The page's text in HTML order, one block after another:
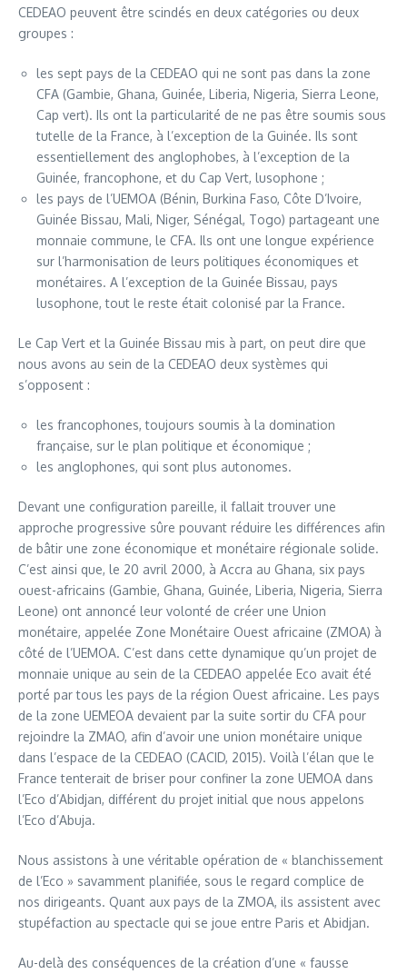
CEDEAO peuvent être scindés en deux catégories ou deux
groupes :
les sept pays de la CEDEAO qui ne sont pas dans la zone
CFA (Gambie, Ghana, Guinée, Liberia, Nigeria, Sierra Leone,
Cap vert). Ils ont la particularité de ne pas être soumis sous
tutelle de la France, à l’exception de la Guinée. Ils sont
essentiellement des anglophobes, à l’exception de la
Guinée, francophone, et du Cap Vert, lusophone ;
les pays de l’UEMOA (Bénin, Burkina Faso, Côte D’Ivoire,
Guinée Bissau, Mali, Niger, Sénégal, Togo) partageant une
monnaie commune, le CFA. Ils ont une longue expérience
sur l’harmonisation de leurs politiques économiques et
monétaires. A l’exception de la Guinée Bissau, pays
lusophone, tout le reste était colonisé par la France.
Le Cap Vert et la Guinée Bissau mis à part, on peut dire que
nous avons au sein de la CEDEAO deux systèmes qui
s’opposent :
les francophones, toujours soumis à la domination
française, sur le plan politique et économique ;
les anglophones, qui sont plus autonomes.
Devant une configuration pareille, il fallait trouver une
approche progressive sûre pouvant réduire les différences afin
de bâtir une zone économique et monétaire régionale solide.
C’est ainsi que, le 20 avril 2000, à Accra au Ghana, six pays
ouest-africains (Gambie, Ghana, Guinée, Liberia, Nigeria, Sierra
Leone) ont annoncé leur volonté de créer une Union
monétaire, appelée Zone Monétaire Ouest africaine (ZMOA) à
côté de l’UEMOA. C’est dans cette dynamique qu’un projet de
monnaie unique au sein de la CEDEAO appelée Eco avait été
porté par tous les pays de la région Ouest africaine. Les pays
de la zone UEMEOA devaient par la suite sortir du CFA pour
rejoindre la ZMAO, afin d’avoir une union monétaire unique
dans l’espace de la CEDEAO (CACID, 2015). Voilà l’élan que le
France tenterait de briser pour confiner la zone UEMOA dans
l’Eco d’Abidjan, différent du projet initial que nous appelons
l’Eco d’Abuja.
Nous assistons à une véritable opération de « blanchissement
de l’Eco » savamment planifiée, sous le regard complice de
nos dirigeants. Quant aux pays de la ZMOA, ils assistent avec
stupéfaction au spectacle qui se joue entre Paris et Abidjan.
Au-delà des conséquences de la création d’une « fausse